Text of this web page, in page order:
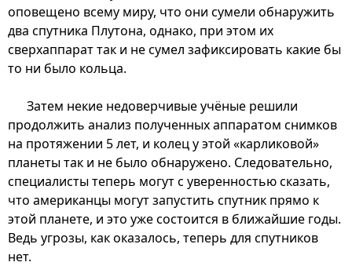
оповещено всему миру, что они сумели обнаружить
два спутника Плутона, однако, при этом их
сверхаппарат так и не сумел зафиксировать какие бы
то ни было кольца.
Затем некие недоверчивые учёные решили
продолжить анализ полученных аппаратом снимков
на протяжении 5 лет, и колец у этой «карликовой»
планеты так и не было обнаружено. Следовательно,
специалисты теперь могут с уверенностью сказать,
что американцы могут запустить спутник прямо к
этой планете, и это уже состоится в ближайшие годы.
Ведь угрозы, как оказалось, теперь для спутников
нет.